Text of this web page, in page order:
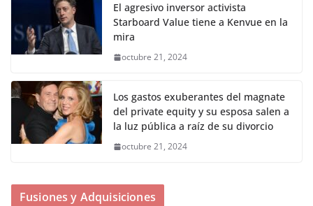
El agresivo inversor activista
Starboard Value tiene a Kenvue en la
mira
octubre 21, 2024
Los gastos exuberantes del magnate
del private equity y su esposa salen a
la luz pública a raíz de su divorcio
octubre 21, 2024
Fusiones y Adquisiciones